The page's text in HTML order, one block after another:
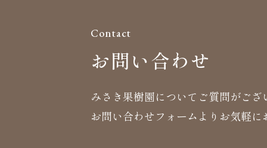
Contact
お問い合わせ
みさき果樹園についてご質問がござ
お問い合わせフォームよりお気軽